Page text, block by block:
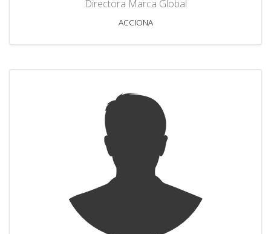
Directora Marca Global
ACCIONA